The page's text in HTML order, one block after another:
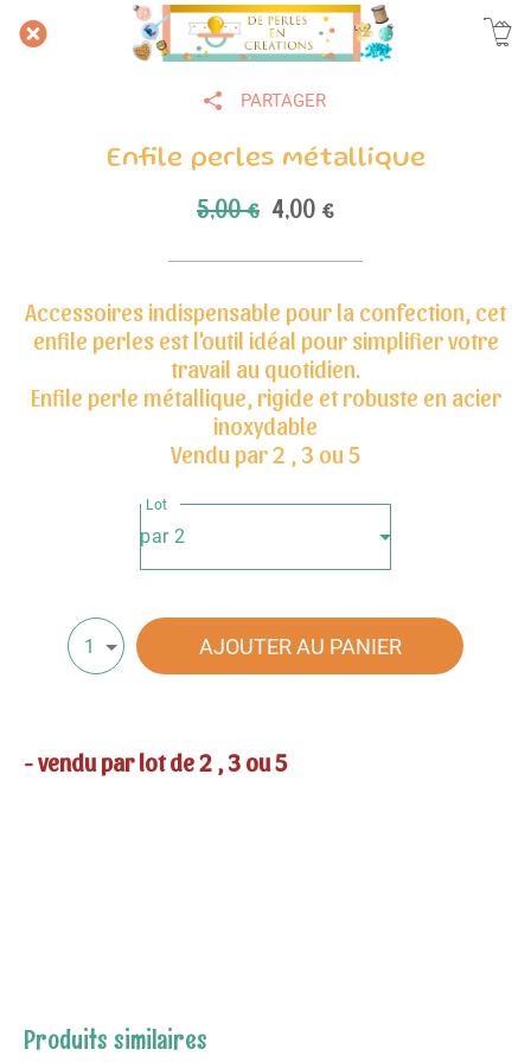
PARTAGER
Enfile perles métallique
5,00 € 4,00 €
Accessoires indispensable pour la confection, cet
enfile perles est l'outil idéal pour simplifier votre
travail au quotidien.
Enfile perle métallique, rigide et robuste en acier
inoxydable
Vendu par 2 , 3 ou 5
Lot
par 2
1 AJOUTER AU PANIER
- vendu par lot de 2 , 3 ou 5
Produits similaires